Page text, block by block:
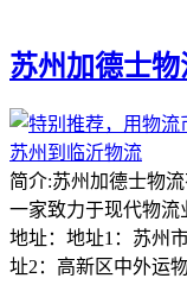
苏州加德士物
苏州到临沂物流
简介:苏州加德士物
一家致力于现代物流
地址：地址1：苏州
址2：高新区中外运